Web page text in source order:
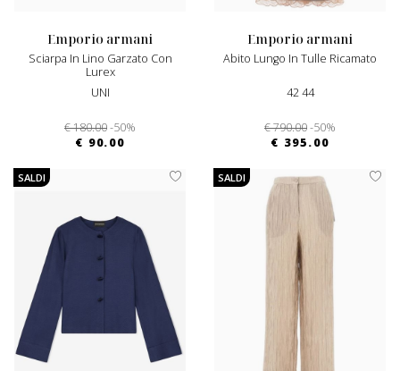
emporio armani
Sciarpa In Lino Garzato Con
Lurex
UNI
€ 180.00-50%
€ 90.00
emporio armani
Abito Lungo In Tulle Ricamato
42 44
€ 790.00-50%
€ 395.00
SALDI SALDI